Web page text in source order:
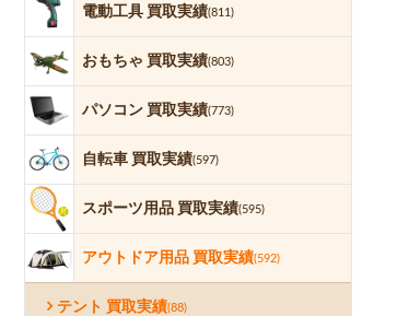
電動工具 買取実績(811)
おもちゃ 買取実績(803)
パソコン 買取実績(773)
自転車 買取実績(597)
スポーツ用品 買取実績(595)
アウトドア用品 買取実績(592)
テント 買取実績(88)